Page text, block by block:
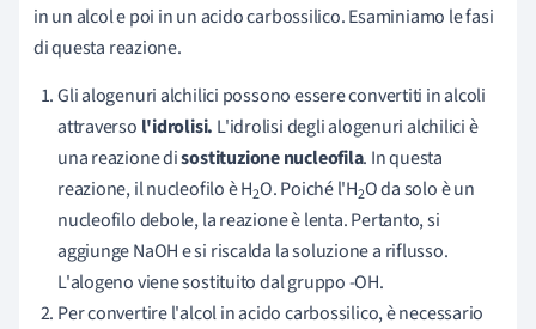
in un alcol e poi in un acido carbossilico. Esaminiamo le fasi
di questa reazione.
Gli alogenuri alchilici possono essere convertiti in alcoli
attraverso l'idrolisi. L'idrolisi degli alogenuri alchilici è
una reazione disostituzione nucleofila. In questa
reazione, il nucleofilo è H2O. Poiché l'H2O da solo è un
nucleofilo debole, la reazione è lenta. Pertanto, si
aggiunge NaOH e si riscalda la soluzione a riflusso.
L'alogeno viene sostituito dal gruppo -OH.
Per convertire l'alcol in acido carbossilico, è necessario